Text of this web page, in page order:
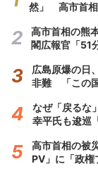
然」 高市首相
高市首相の熊
閣広報官「51
広島原爆の日
非難 「この国
なぜ「戻るな
幸平氏も逡巡
高市首相の被
PV」に「政権